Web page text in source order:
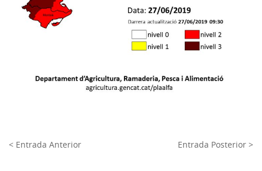
< Entrada Anterior Entrada Posterior >